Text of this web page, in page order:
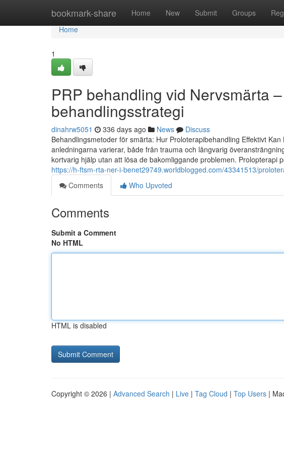
bookmark-share Home New Submit Groups
Home
Home
1
PRP behandling vid Nervsmärta
behandlingsstrategi
dinahrw5051 336 days ago News
Discuss
Behandlingsmetoder för smärta: Hur Proloterapibehandling Effektivt
anledningarna varierar, både från trauma och långvarig
kortvarig hjälp utan att lösa de bakomliggande problemen. Prolopterapi
https://h-ftsm-rta-ner-i-benet29749.worldblogged.com/43341513/
Comments
Who Upvoted
Comments
Submit a Comment
No HTML
HTML is disabled
Copyright © 2026 | Advanced Search | Live | Tag Cloud | Top Users |